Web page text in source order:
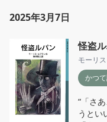
ー中略
紳士は
にほの
ホーム
2025年3月7日
怪盗
モーリ
かつ
“「さ
うとい